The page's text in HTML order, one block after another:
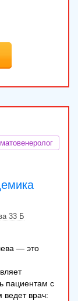
33 Б
— это
пациентам с
врач: